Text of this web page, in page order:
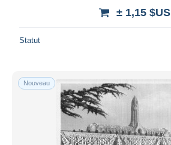
± 1,15 $US
Statut
Nouveau